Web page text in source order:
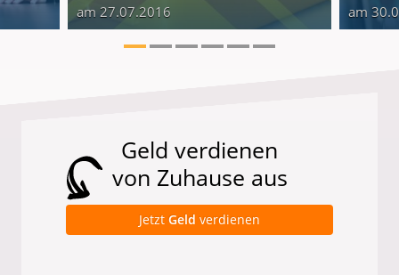
am 27.07.2016 am
Geld verdienen
von Zuhause aus
Jetzt Geld verdienen